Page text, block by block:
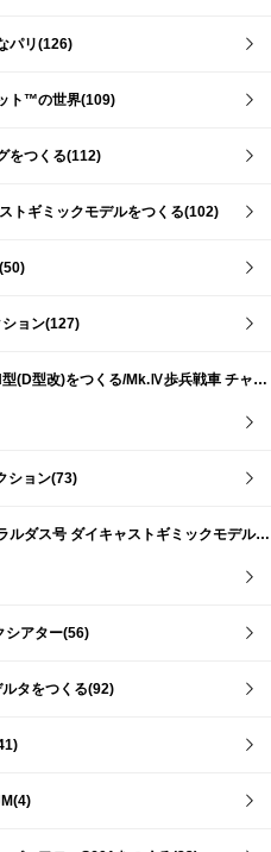
パリ(126)
ト™の世界(109)
をつくる(112)
トギミックモデルをつくる(102)
ョン(127)
ガールズ&パンツァー Ⅳ号戦車H型(D型改)をつくる/Mk.Ⅳ歩兵戦車 チャーチルMk.Ⅶをつくる(191)
ション(73)
アルカディア号/クイーン・エメラルダス号 ダイキャストギミックモデルをつくる(159)
シアター(56)
タをつくる(92)